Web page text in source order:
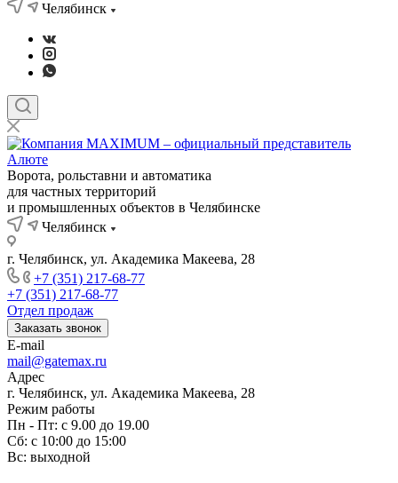
Челябинск
Ворота, рольставни и автоматика
для частных территорий
и промышленных объектов в Челябинске
Челябинск
г. Челябинск, ул. Академика Макеева, 28
+7 (351) 217-68-77
+7 (351) 217-68-77
Отдел продаж
Заказать звонок
E-mail
mail@gatemax.ru
Адрес
г. Челябинск, ул. Академика Макеева, 28
Режим работы
Пн - Пт: с 9.00 до 19.00
Сб: с 10:00 до 15:00
Вс: выходной